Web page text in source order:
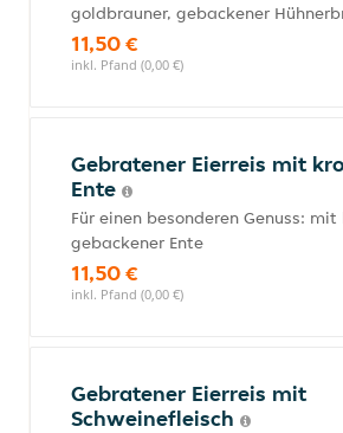
goldbrauner, gebackener
11,50 €
inkl. Pfand (0,00 €)
Gebratener Eierreis mit
Ente
Für einen besonderen Genuss:
gebackener Ente
11,50 €
inkl. Pfand (0,00 €)
Gebratener Eierreis mit
Schweinefleisch